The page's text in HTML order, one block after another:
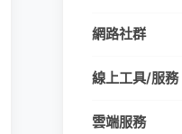
網路社群
線上工具/服務
雲端服務